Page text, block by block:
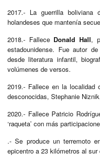
2017.- La guerrilla
holandeses que mantenía
2018.- Fallece Donald Hall,
estadounidense. Fue autor
desde literatura infantil,
volúmenes de versos.
2019.- Fallece en la localidad
desconocidas, Stephanie
2020.- Fallece Patricio
‘raqueta’ con más
.- Se produce un terremoto
epicentro a 23 kilómetros al